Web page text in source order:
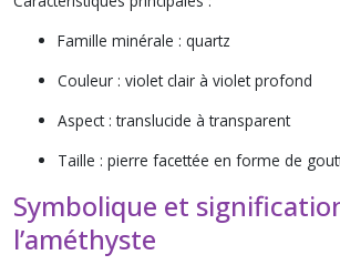
Famille minérale : quartz
Couleur : violet clair à violet profond
Aspect : translucide à transparent
Taille : pierre facettée en forme de
Symbolique et
l’améthyste